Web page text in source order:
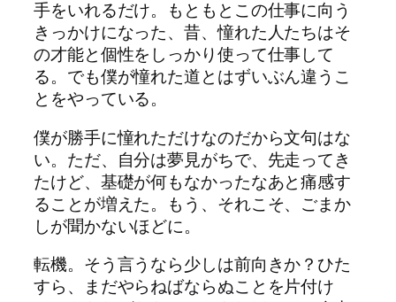
手をいれるだけ。もともとこの仕事に向う
きっかけになった、昔、憧れた人たちはそ
の才能と個性をしっかり使って仕事して
る。でも僕が憧れた道とはずいぶん違うこ
とをやっている。
僕が勝手に憧れただけなのだから文句はな
い。ただ、自分は夢見がちで、先走ってき
たけど、基礎が何もなかったなあと痛感す
ることが増えた。もう、それこそ、ごまか
しが聞かないほどに。
転機。そう言うなら少しは前向きか？ひた
すら、まだやらねばならぬことを片付け